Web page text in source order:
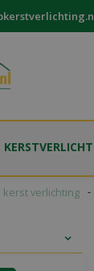
kerst verlichting